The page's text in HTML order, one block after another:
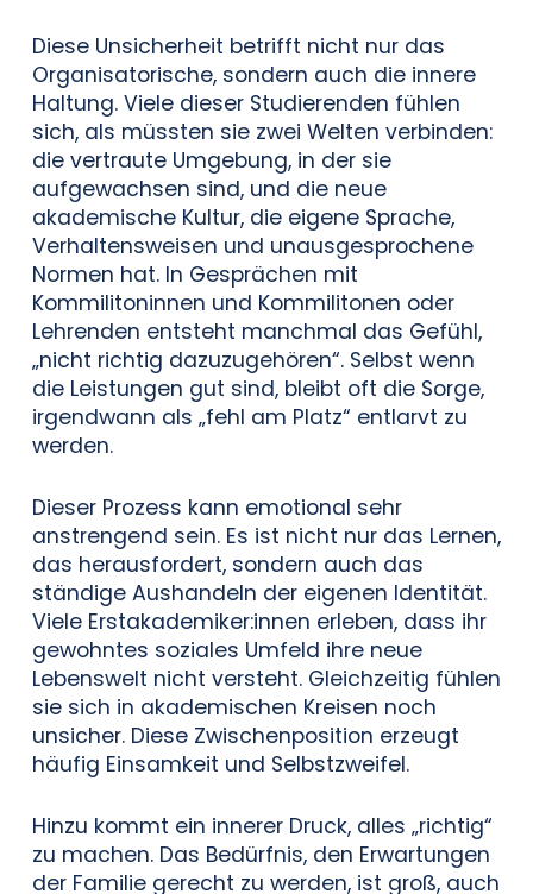
Diese Unsicherheit betrifft nicht nur das
Organisatorische, sondern auch die innere
Haltung. Viele dieser Studierenden fühlen
sich, als müssten sie zwei Welten verbinden:
die vertraute Umgebung, in der sie
aufgewachsen sind, und die neue
akademische Kultur, die eigene Sprache,
Verhaltensweisen und unausgesprochene
Normen hat. In Gesprächen mit
Kommilitoninnen und Kommilitonen oder
Lehrenden entsteht manchmal das Gefühl,
„nicht richtig dazuzugehören“. Selbst wenn
die Leistungen gut sind, bleibt oft die Sorge,
irgendwann als „fehl am Platz“ entlarvt zu
werden.
Dieser Prozess kann emotional sehr
anstrengend sein. Es ist nicht nur das Lernen,
das herausfordert, sondern auch das
ständige Aushandeln der eigenen Identität.
Viele Erstakademiker:innen erleben, dass ihr
gewohntes soziales Umfeld ihre neue
Lebenswelt nicht versteht. Gleichzeitig fühlen
sie sich in akademischen Kreisen noch
unsicher. Diese Zwischenposition erzeugt
häufig Einsamkeit und Selbstzweifel.
Hinzu kommt ein innerer Druck, alles „richtig“
zu machen. Das Bedürfnis, den Erwartungen
der Familie gerecht zu werden, ist groß, auch